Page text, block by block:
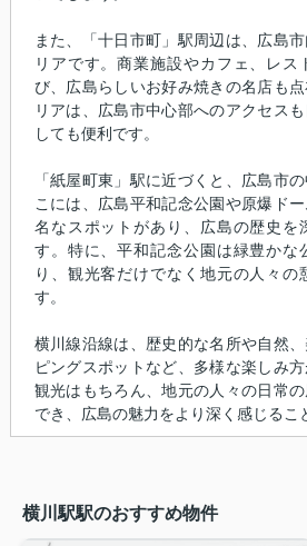
また、「十日市町」駅周辺は、広島
リアです。商業施設やカフェ、レス
び、広島らしいお好み焼きの名店も
リアは、広島市中心部へのアクセス
しても便利です。
「紙屋町東」駅に近づくと、広島市
こには、広島平和記念公園や原爆ド
名なスポットがあり、広島の歴史を
す。特に、平和記念公園は緑豊かな
り、観光客だけでなく地元の人々の
す。
横川線沿線は、歴史的な名所や自然
ピングスポットなど、多様な楽しみ方
観光はもちろん、地元の人々の日常
でき、広島の魅力をより深く感じるこ
横川駅駅のおすすめ物件